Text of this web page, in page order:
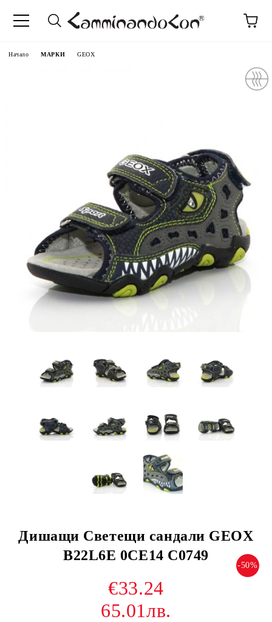
Начало МАРКИ GEOX
Дишащи Светещи сандали GEOX
B22L6E 0CE14 C0749
-50%
€33.24
65.01лв.